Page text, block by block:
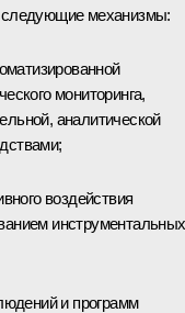
следующие механизмы:
мониторинга,
аналитической
воздействия
инструментальных
и программ